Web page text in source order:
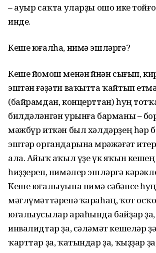
– ауыр саҡта уларҙы ошо ике
инде.
Кеше юғалһа, нимә эшләргә?
Кеше йомош менән өйөнән сығып,
эштән ғәҙәти ваҡытта ҡайтып
(байрамдан, концерттан) һуң
билдәләнгән урынға барманы –
мәжбүр иткән был хәлдәрҙең һәр
эштәр органдарына мөрәжәғәт
ала. Айыҡ аҡыл үҙе үк яҡын кешең
һиҙҙереп, нимәлер эшләргә
Кеше юғалыуына нимә сәбәпсе
мәғлүмәттәренә ҡараһаң, ҡот
юғалыусылар араһында байҙар
инвалидтар ҙа, сәләмәт кешеләр
ҡарттар ҙа, ҡатындар ҙа, ҡыҙҙар